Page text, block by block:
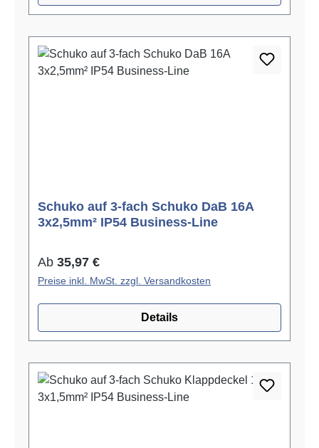
Schuko auf 3-fach Schuko DaB 16A
3x2,5mm² IP54 Business-Line
Regulärer Preis:
Ab 35,97 €
Preise inkl. MwSt. zzgl. Versandkosten
Details